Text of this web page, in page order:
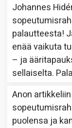
Johannes
palautteesta!
enää vaikuta
– ja
sellaiselta.
Anon artikkeliin
puolensa ja